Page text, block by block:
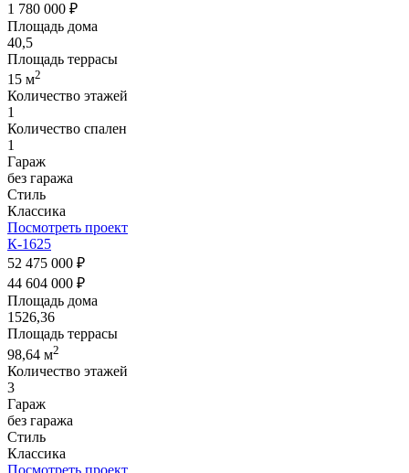
1 780 000 ₽
Площадь дома
40,5
Площадь террасы
15 м2
Количество этажей
1
Количество спален
1
Гараж
без гаража
Стиль
Классика
Посмотреть проект
К-1625
52 475 000 ₽
44 604 000 ₽
Площадь дома
1526,36
Площадь террасы
98,64 м2
Количество этажей
3
Гараж
без гаража
Стиль
Классика
Посмотреть проект